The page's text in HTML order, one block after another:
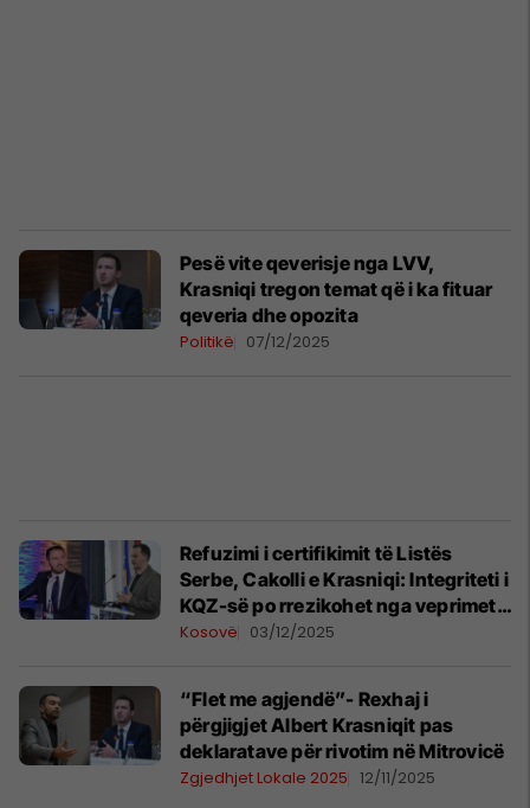
Pesë vite qeverisje nga LVV,
Krasniqi tregon temat që i ka fituar
qeveria dhe opozita
Politikë 07/12/2025
Refuzimi i certifikimit të Listës
Serbe, Cakolli e Krasniqi: Integriteti i
KQZ-së po rrezikohet nga veprimet e
disa anëtarëve
Kosovë 03/12/2025
“Flet me agjendë”- Rexhaj i
përgjigjet Albert Krasniqit pas
deklaratave për rivotim në Mitrovicë
Zgjedhjet Lokale 2025 12/11/2025